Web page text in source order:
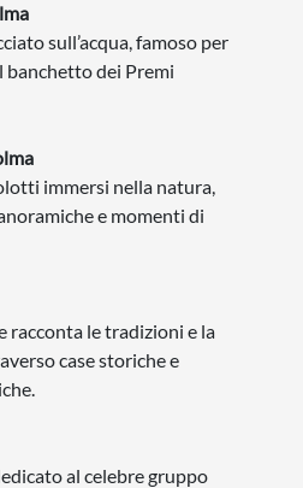
sull’acqua, famoso per
banchetto dei Premi
immersi nella natura,
e momenti di
racconta le tradizioni e la
case storiche e
al celebre gruppo